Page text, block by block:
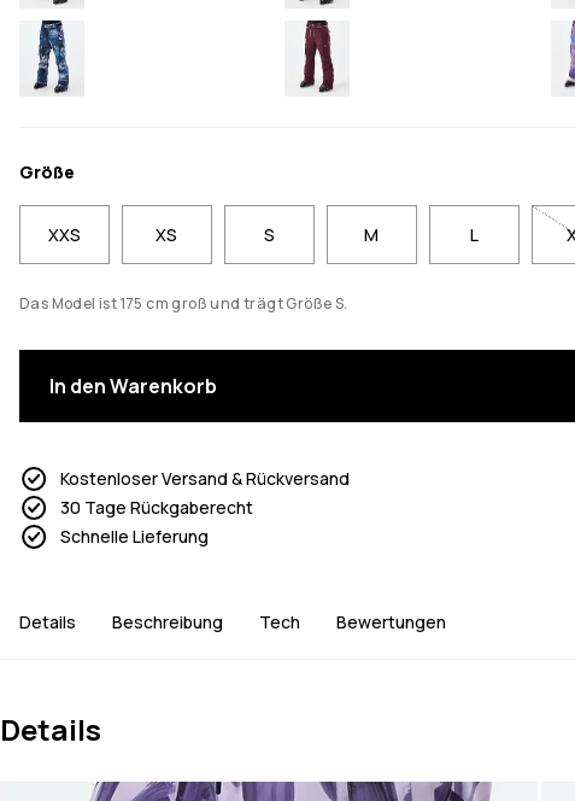
Größe
XXS XS S M L
Das Model ist 175 cm groß und trägt Größe S.
In den Warenkorb
Kostenloser Versand & Rückversand
30 Tage Rückgaberecht
Schnelle Lieferung
Details Beschreibung Tech Bewertungen
Details